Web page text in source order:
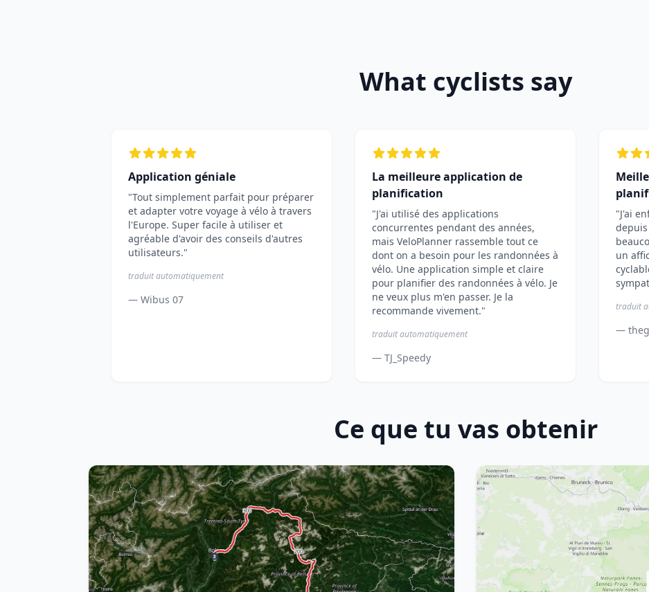
What cyclists say
Application géniale
"Tout simplement parfait pour préparer
et adapter votre voyage à vélo à travers
l'Europe. Super facile à utiliser et
agréable d'avoir des conseils d'autres
utilisateurs."
traduit automatiquement
— Wibus 07
La meilleure application de
planification
"J'ai utilisé des applications
concurrentes pendant des années,
mais VeloPlanner rassemble tout ce
dont on a besoin pour les randonnées à
vélo. Une application simple et claire
pour planifier des randonnées à vélo. Je
ne veux plus m'en passer. Je la
recommande vivement."
traduit automatiquement
— TJ_Speedy
"J'ai
un
traduit
—
Ce que tu vas obtenir